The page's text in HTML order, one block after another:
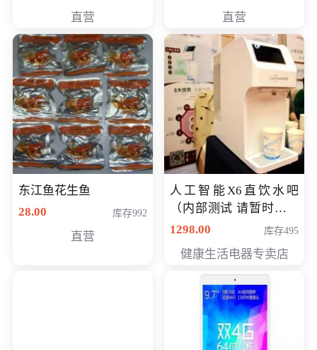
直营 直营
东江鱼花生鱼
28.00
库存992
直营
人工智能X6直饮水吧
（内部测试 请暂时不要
购买）
1298.00 库存495
健康生活电器专卖店